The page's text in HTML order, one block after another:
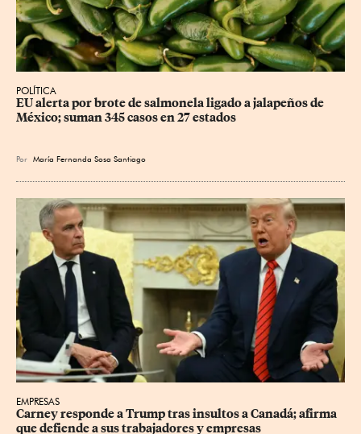
POLÍTICA
EU alerta por brote de salmonela ligado a jalapeños de
México; suman 345 casos en 27 estados
Por María Fernanda Sosa Santiago
EMPRESAS
Carney responde a Trump tras insultos a Canadá; afirma
que defiende a sus trabajadores y empresas